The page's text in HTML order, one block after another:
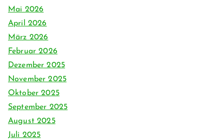
Mai 2026
April 2026
März 2026
Februar 2026
Dezember 2025
November 2025
Oktober 2025
September 2025
August 2025
Juli 2025